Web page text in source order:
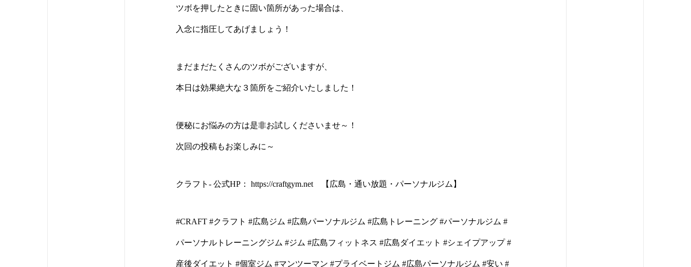
ツボを押したときに固い箇所があった場合は、
入念に指圧してあげましょう！
まだまだたくさんのツボがございますが、
本日は効果絶大な３箇所をご紹介いたしました！
便秘にお悩みの方は是非お試しくださいませ～！
次回の投稿もお楽しみに～
クラフト- 公式HP： https://craftgym.net 【広島・通い放題・パーソナルジム】
#CRAFT #クラフト #広島ジム #広島パーソナルジム #広島トレーニング #パーソナルジム #
パーソナルトレーニングジム #ジム #広島フィットネス #広島ダイエット #シェイプアップ #
産後ダイエット #個室ジム #マンツーマン #プライベートジム #広島パーソナルジム #安い #